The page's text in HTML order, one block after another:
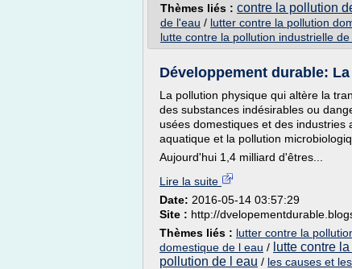
Thèmes liés : contre la pollution
de l'eau / lutter contre la pollution
lutte contre la pollution industrielle de
Développement durable:
La pollution physique qui altère la
des substances indésirables ou
usées domestiques et des
aquatique et la pollution
Aujourd'hui 1,4 milliard d'êtres...
Lire la suite
Date: 2016-05-14 03:57:29
Site : http://
Thèmes liés : lutter contre la
domestique de l eau / lutte contre
pollution de l eau / les causes et